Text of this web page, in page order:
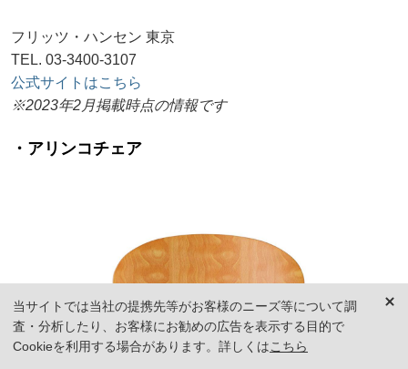
フリッツ・ハンセン 東京
TEL. 03-3400-3107
公式サイトはこちら
※2023年2月掲載時点の情報です
・アリンコチェア
当サイトでは当社の提携先等がお客様のニーズ等について調
査・分析したり、お客様にお勧めの広告を表示する目的で
Cookieを利用する場合があります。詳しくはこちら